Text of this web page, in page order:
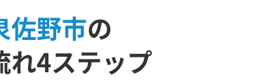
佐野市の
れ4ステップ